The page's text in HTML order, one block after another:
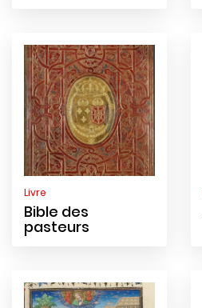
Livre
Bible des
pasteurs